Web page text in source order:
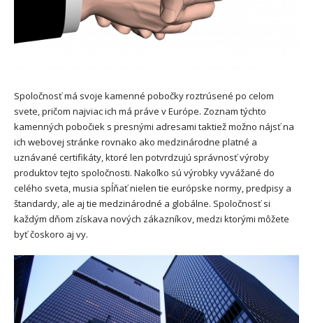
Spoločnosť má svoje kamenné pobočky roztrúsené po celom
svete, pričom najviac ich má práve v Európe. Zoznam týchto
kamenných pobočiek s presnými adresami taktiež možno nájsť na
ich webovej stránke rovnako ako medzinárodne platné a
uznávané certifikáty, ktoré len potvrdzujú správnosť výroby
produktov tejto spoločnosti. Nakoľko sú výrobky vyvážané do
celého sveta, musia spĺňať nielen tie európske normy, predpisy a
štandardy, ale aj tie medzinárodné a globálne. Spoločnosť si
každým dňom získava nových zákazníkov, medzi ktorými môžete
byť čoskoro aj vy.